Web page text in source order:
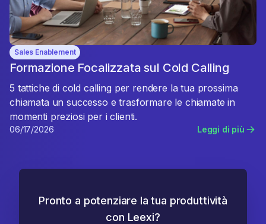
Sales Enablement
Formazione Focalizzata sul Cold Calling
5 tattiche di cold calling per rendere la tua prossima
chiamata un successo e trasformare le chiamate in
momenti preziosi per i clienti.
06/17/2026 Leggi di più
Pronto a potenziare la tua produttività
con Leexi?